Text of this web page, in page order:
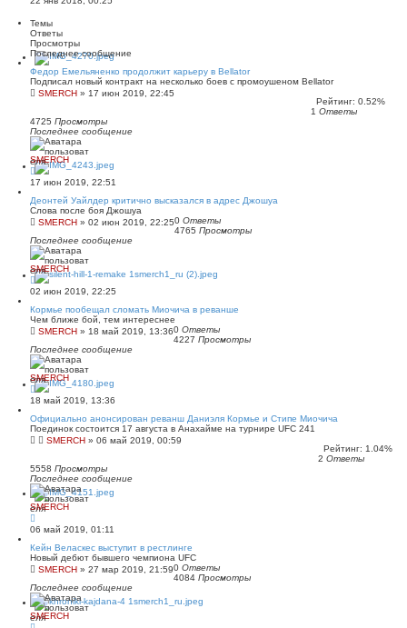
Темы
Ответы
Просмотры
Последнее сообщение
Федор Емельяненко продолжит карьеру в Bellator
Подписал новый контракт на несколько боев с промоушеном Bellator
SMERCH » 17 июн 2019, 22:45
Рейтинг: 0.52%
1 Ответы
4725 Просмотры
Последнее сообщение
SMERCH
17 июн 2019, 22:51
Деонтей Уайлдер критично высказался в адрес Джошуа
Слова после боя Джошуа
SMERCH » 02 июн 2019, 22:250 Ответы
4765 Просмотры
Последнее сообщение
SMERCH
02 июн 2019, 22:25
Кормье пообещал сломать Миочича в реванше
Чем ближе бой, тем интереснее
SMERCH » 18 май 2019, 13:360 Ответы
4227 Просмотры
Последнее сообщение
SMERCH
18 май 2019, 13:36
Официально анонсирован реванш Даниэля Кормье и Стипе Миочича
Поединок состоится 17 августа в Анахайме на турнире UFC 241
SMERCH » 06 май 2019, 00:59
Рейтинг: 1.04%
2 Ответы
5558 Просмотры
Последнее сообщение
SMERCH
06 май 2019, 01:11
Кейн Веласкес выступит в рестлинге
Новый дебют бывшего чемпиона UFC
SMERCH » 27 мар 2019, 21:590 Ответы
4084 Просмотры
Последнее сообщение
SMERCH